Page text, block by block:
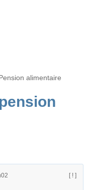
alimentaire
[ ! ]